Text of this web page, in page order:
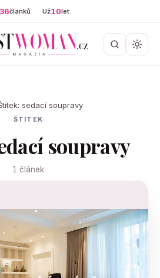
článků Už10let
sedací soupravy
ŠTÍTEK
soupravy
1 článek